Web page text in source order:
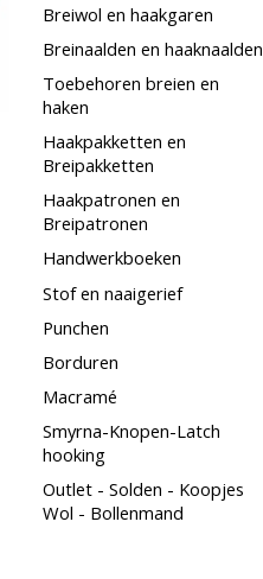
Breiwol en haakgaren
Breinaalden en haaknaalden
Toebehoren breien en
haken
Haakpakketten en
Breipakketten
Haakpatronen en
Breipatronen
Handwerkboeken
Stof en naaigerief
Punchen
Borduren
Macramé
Smyrna-Knopen-Latch
hooking
Outlet - Solden - Koopjes
Wol - Bollenmand